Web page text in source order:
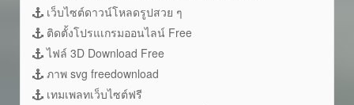
เว็บไซต์ดาวน์โหลดรูปสวย ๆ
ติดตั้งโปรแเกรมออนไลน์ Free
ไฟล์ 3D Download Free
ภาพ svg freedownload
เทมเพลทเว็บไซต์ฟรี